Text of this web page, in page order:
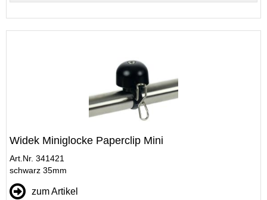
Widek Miniglocke Paperclip Mini
Art.Nr. 341421
schwarz 35mm
zum Artikel